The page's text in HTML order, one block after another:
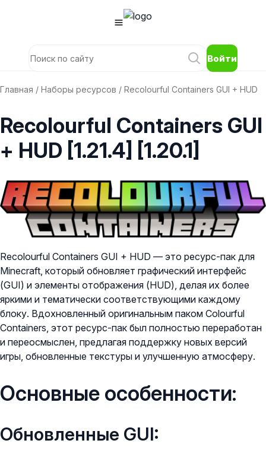
Войти
Главная / Наборы ресурсов / Recolourful Containers GUI + HUD
Recolourful Containers GUI
+ HUD [1.21.4] [1.20.1]
Recolourful Containers GUI + HUD — это ресурс-пак для
Minecraft, который обновляет графический интерфейс
(GUI) и элементы отображения (HUD), делая их более
яркими и тематически соответствующими каждому
блоку. Вдохновленный оригинальным паком Colourful
Containers, этот ресурс-пак был полностью переработан
и переосмыслен, предлагая поддержку новых версий
игры, обновленные текстуры и улучшенную атмосферу.
Основные особенности:
Обновленные GUI: